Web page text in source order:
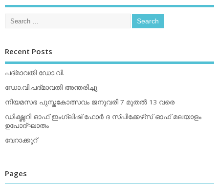
Recent Posts
പദ്മാവതി ഡോ.വി.
ഡോ.വി.പദ്മാവതി അന്തരിച്ചു
നിയമസഭ പുസ്തകോത്സവം ജനുവരി 7 മുതല്‍ 13 വരെ
ഡിക്ഷ്ണറി ഓഫ് ഇംഗ്ലിഷ് ഫോര്‍ ദ സ്പീക്കേഴ്‌സ് ഓഫ് മലയാളം
ഉപോദ്ഘാതം
വേറാക്കൂറ്
Pages